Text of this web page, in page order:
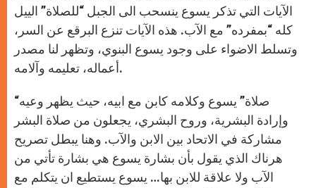
الآيات التي تذكر يسوع ينسحب الى الجبل “للصلاة” الييل
كله “بمفرده” مع الآب. هذه الآيات تنزع البرقع عن السر،
وتسلط الاضواء على وجود يسوع البنوي، وتظهر لنا مصدر
أعماله، تعليمه وآلامه.
“صلاة” يسوع وكلامه كابن مع ابيه، حيث يظهر وعيه
وإرادة البشرية، وروح البشري، يجعلون من صلاة البشر
مشاركة في الاتحاد بين الابن والآب. وهنا يبطل تصريح
هرناك الذي يقول بأن بشارة يسوع هي بشارة تأتي من
الآب ولا علاقة للابن بها… يسوع يستطيع ان يتكلم مع